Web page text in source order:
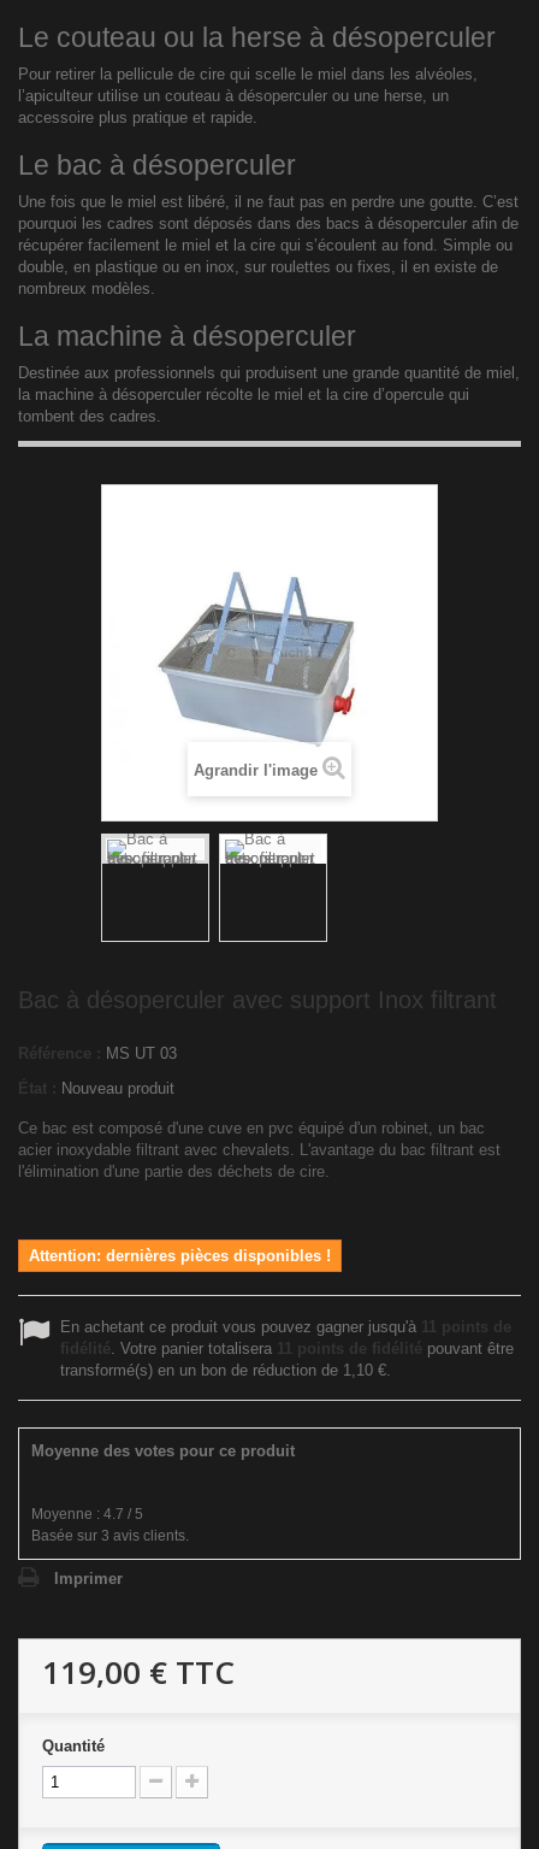
Le couteau ou la herse à désoperculer
Pour retirer la pellicule de cire qui scelle le miel dans les alvéoles,
l’apiculteur utilise un couteau à désoperculer ou une herse, un
accessoire plus pratique et rapide.
Le bac à désoperculer
Une fois que le miel est libéré, il ne faut pas en perdre une goutte. C’est
pourquoi les cadres sont déposés dans des bacs à désoperculer afin de
récupérer facilement le miel et la cire qui s’écoulent au fond. Simple ou
double, en plastique ou en inox, sur roulettes ou fixes, il en existe de
nombreux modèles.
La machine à désoperculer
Destinée aux professionnels qui produisent une grande quantité de miel,
la machine à désoperculer récolte le miel et la cire d’opercule qui
tombent des cadres.
Agrandir l'image
Bac à désoperculer avec support Inox filtrant
Référence : MS UT 03
État : Nouveau produit
Ce bac est composé d'une cuve en pvc équipé d'un robinet, un bac
acier inoxydable filtrant avec chevalets. L'avantage du bac filtrant est
l'élimination d'une partie des déchets de cire.
Attention: dernières pièces disponibles !
En achetant ce produit vous pouvez gagner jusqu'à 11 points de
fidélité. Votre panier totalisera 11 points de fidélité pouvant être
transformé(s) en un bon de réduction de 1,10 €.
Moyenne des votes pour ce produit
Moyenne : 4.7 / 5
Basée sur 3 avis clients.
Imprimer
119,00 € TTC
Quantité